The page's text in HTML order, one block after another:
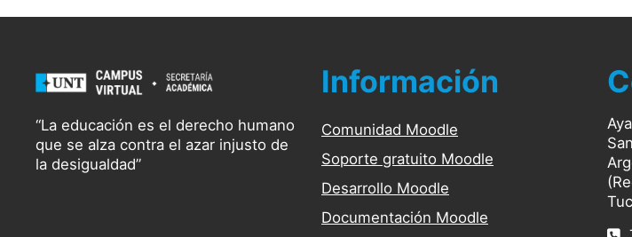
“La educación es el derecho humano
que se alza contra el azar injusto de
la desigualdad”
Información
Comunidad Moodle
Soporte gratuito Moodle
Desarrollo Moodle
Documentación Moodle